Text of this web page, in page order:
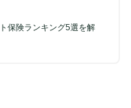
保険ランキング5選を解